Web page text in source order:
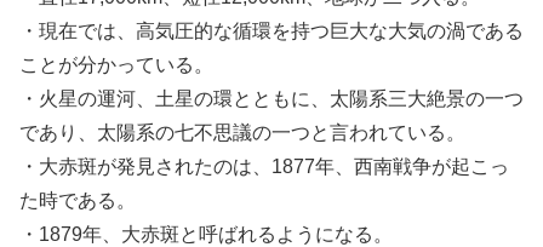
・現在では、高気圧的な循環を持つ巨大な大気の渦である
ことが分かっている。
・火星の運河、土星の環とともに、太陽系三大絶景の一つ
であり、太陽系の七不思議の一つと言われている。
・大赤斑が発見されたのは、1877年、西南戦争が起こっ
た時である。
・1879年、大赤斑と呼ばれるようになる。